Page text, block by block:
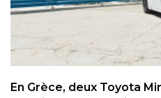
En Grèce, deux Toyota